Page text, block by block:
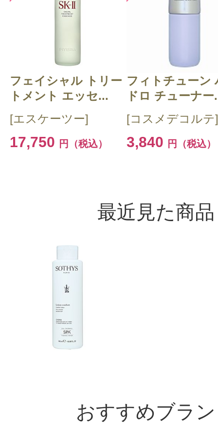
フェイシャル トリー
トメント エッセ...
[エスケーツー]
17,750 円（税込）
フィトチューン
ドロ チューナー
[コスメデコルテ]
3,840 円（税込）
最近見た商品
おすすめブラ